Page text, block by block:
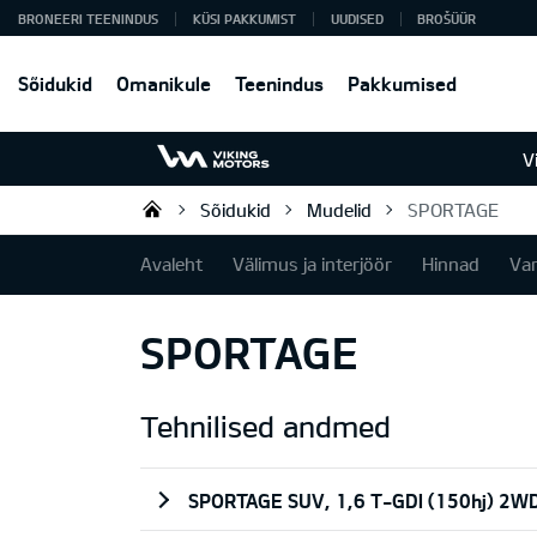
Sõidukid Omanikule Teenindus Pakkumised
BRONEERI TEENINDUS KÜSI PAKKUMIST UUDISED BROŠÜÜR
Viking Motors - Kia müük,
Sõidukid Mudelid SPORTAGE
Avaleht Välimus ja interjöör Hinnad
SPORTAGE
Tehnilised andmed
SPORTAGE SUV, 1,6 T-GDI (150hj)